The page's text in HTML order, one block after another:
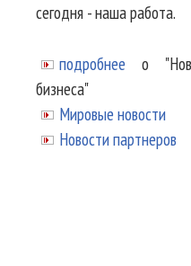
сегодня - наша работа.
подробнее о
бизнеса"
Мировые новости
Новости партнеров